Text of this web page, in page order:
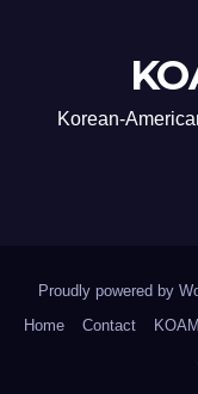
Korean-
Proudly powered by
Home
Contact